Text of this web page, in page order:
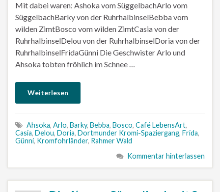
Mit dabei waren: Ashoka vom SüggelbachArlo vom
SüggelbachBarky von der RuhrhalbinselBebba vom
wilden ZimtBosco vom wilden ZimtCasia von der
RuhrhalbinselDelou von der RuhrhalbinselDoria von der
RuhrhalbinselFridaGünni Die Geschwister Arlo und
Ahsoka tobten fröhlich im Schnee …
Weiterlesen
Ahsoka, Arlo, Barky, Bebba, Bosco, Café LebensArt,
Casia, Delou, Doria, Dortmunder Kromi-Spaziergang, Frida,
Günni, Kromfohrländer, Rahmer Wald
Kommentar hinterlassen